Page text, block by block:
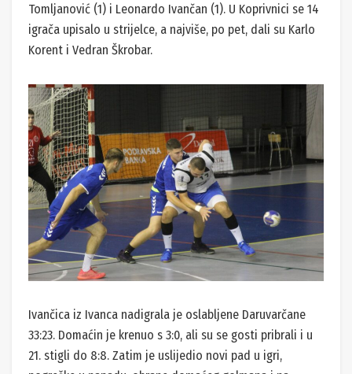
Tomljanović (1) i Leonardo Ivančan (1). U Koprivnici se 14
igrača upisalo u strijelce, a najviše, po pet, dali su Karlo
Korent i Vedran Škrobar.
Ivančica iz Ivanca nadigrala je oslabljene Daruvarčane
33:23. Domaćin je krenuo s 3:0, ali su se gosti pribrali i u
21. stigli do 8:8. Zatim je uslijedio novi pad u igri,